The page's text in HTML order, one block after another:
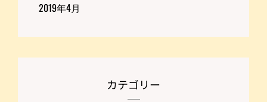
2019年4月
カテゴリー